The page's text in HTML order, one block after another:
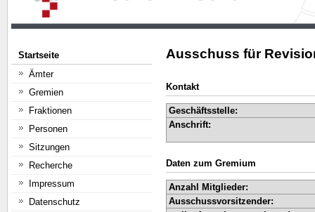
Startseite
Ämter
Gremien
Fraktionen
Personen
Sitzungen
Recherche
Impressum
Datenschutz
Ausschuss für
Kontakt
Geschäftsstelle:
Anschrift:
Daten zum Gremium
Anzahl Mitglieder:
Ausschussvorsitzender: